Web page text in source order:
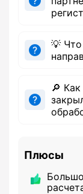
💡
🔎
Плюсы